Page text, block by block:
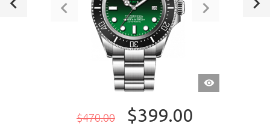
VISTA
RÁPIDA
$470.00 $399.00